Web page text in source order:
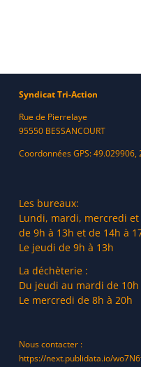
Syndicat Tri-Action
Rue de Pierrelaye
95550 BESSANCOURT
Coordonnées GPS: 49.029906,
Les bureaux:
Lundi, mardi, mercredi
de 9h à 13h et de 14h à
Le jeudi de 9h à 13h
La déchèterie :
Du jeudi au mardi de 10h
Le mercredi de 8h à 20h
Nous contacter :
https://next.publidata.io/